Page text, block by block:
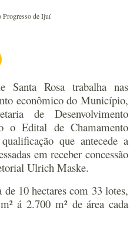
Progresso de Ijuí
Santa Rosa trabalha nas
econômico do Município,
de Desenvolvimento
o Edital de Chamamento
que antecede a
em receber concessão
Ulrich Maske.
10 hectares com 33 lotes,
á 2.700 m² de área cada